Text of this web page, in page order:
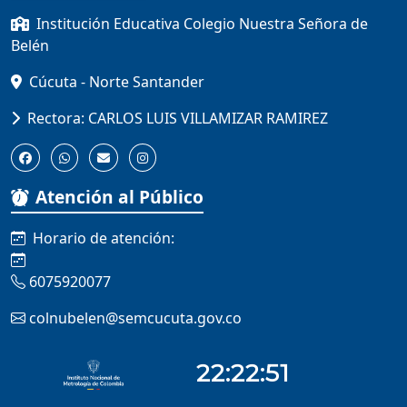
Institución Educativa Colegio Nuestra Señora de
Belén
Cúcuta - Norte Santander
Rectora: CARLOS LUIS VILLAMIZAR RAMIREZ
Atención al Público
Horario de atención:
6075920077
colnubelen@semcucuta.gov.co